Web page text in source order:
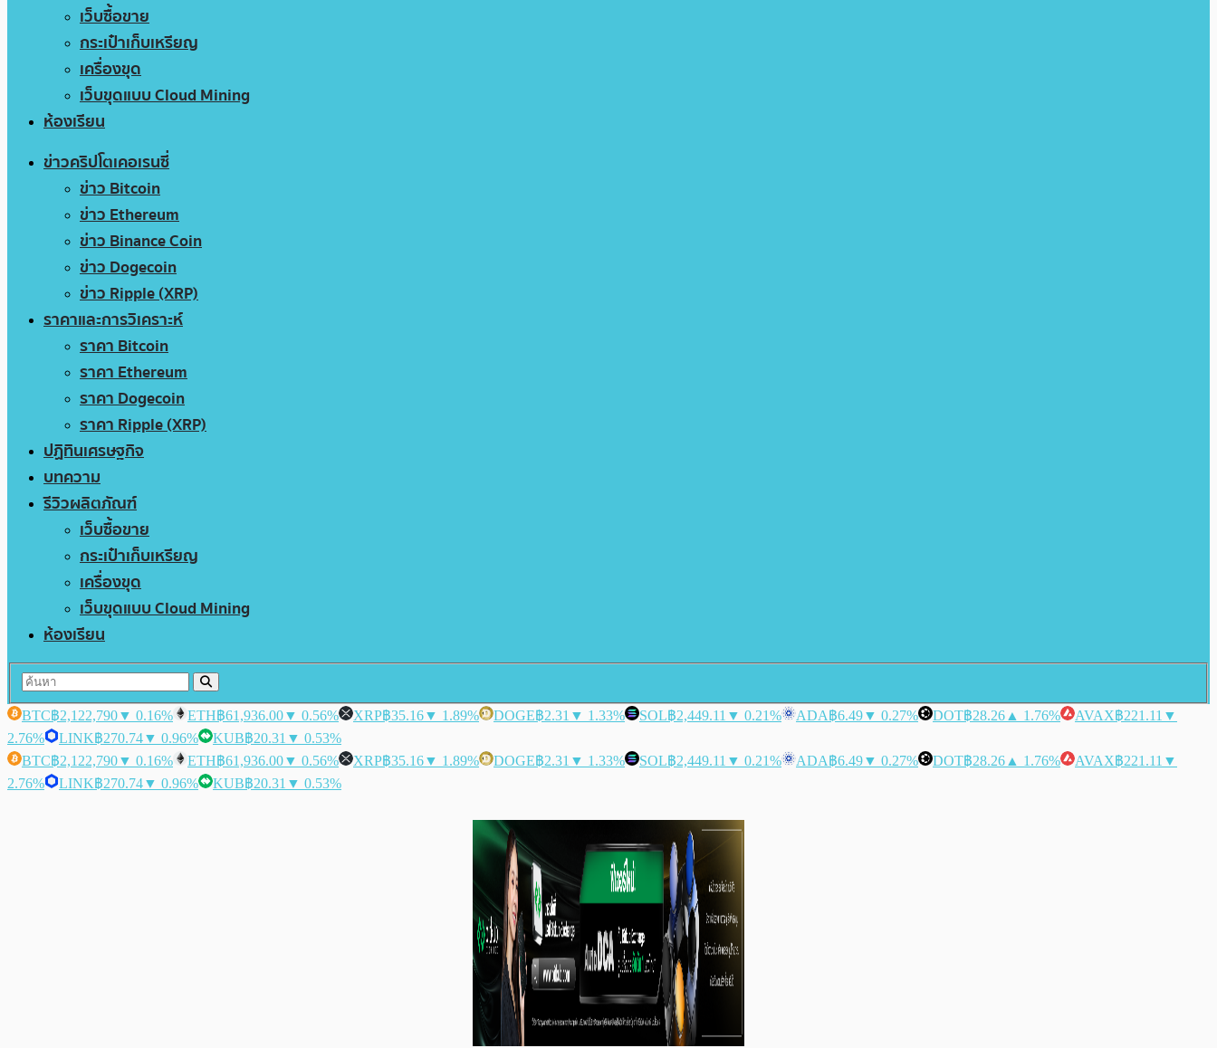
เว็บซื้อขาย
กระเป๋าเก็บเหรียญ
เครื่องขุด
เว็บขุดแบบ Cloud Mining
ห้องเรียน
ข่าวคริปโตเคอเรนซี่
ข่าว Bitcoin
ข่าว Ethereum
ข่าว Binance Coin
ข่าว Dogecoin
ข่าว Ripple (XRP)
ราคาและการวิเคราะห์
ราคา Bitcoin
ราคา Ethereum
ราคา Dogecoin
ราคา Ripple (XRP)
ปฏิทินเศรษฐกิจ
บทความ
รีวิวผลิตภัณฑ์
เว็บซื้อขาย
กระเป๋าเก็บเหรียญ
เครื่องขุด
เว็บขุดแบบ Cloud Mining
ห้องเรียน
BTC฿2,122,790▼ 0.16% ETH฿61,936.00▼ 0.56% XRP฿35.16▼ 1.89% DOGE฿2.31 ▼ 1.33% SOL฿2,449.11 ▼ 0.21% ADA฿6.49▼ 0.27% DOT฿28.26 ▲ 1.76% AVAX฿221.11 ▼
2.76%
LINK฿270.74▼ 0.96% KUB฿20.31 ▼ 0.53%
BTC฿2,122,790▼ 0.16% ETH฿61,936.00▼ 0.56% XRP฿35.16▼ 1.89% DOGE฿2.31 ▼ 1.33% SOL฿2,449.11 ▼ 0.21% ADA฿6.49▼ 0.27% DOT฿28.26 ▲ 1.76% AVAX฿221.11 ▼
2.76%
LINK฿270.74▼ 0.96% KUB฿20.31 ▼ 0.53%